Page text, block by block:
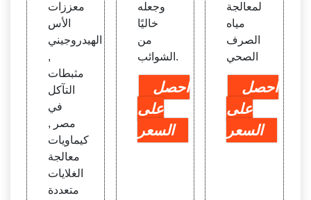
معززات
الأس
الهيدروجيني
,
مثبطات
التآكل
في
مصر ,
كيماويات
معالجة
الغلايات
متعددة
وجعله
خاليًا
من
الشوائب.
احصل
على
السعر
لمعالجة
مياه
الصرف
الصحي
احصل
على
السعر